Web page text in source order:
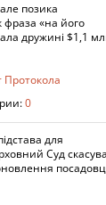
позика
«на його
дружині $1,1
Протокола
0
для
Суд